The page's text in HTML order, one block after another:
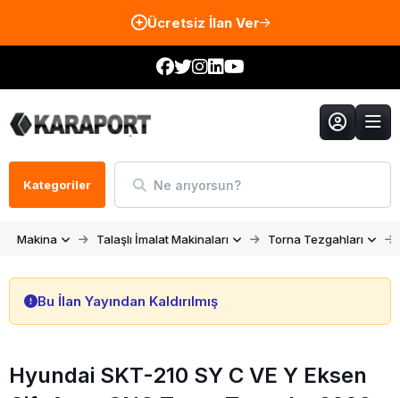
Ücretsiz İlan Ver
Kategoriler Ne arıyorsun?
Makina Talaşlı İmalat Makinaları Torna Tezgahları
Bu İlan Yayından Kaldırılmış
Hyundai SKT-210 SY C VE Y Eksen